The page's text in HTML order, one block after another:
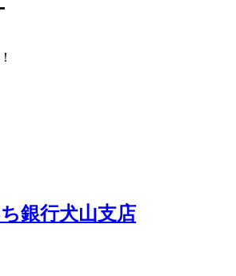
銀行犬山支店